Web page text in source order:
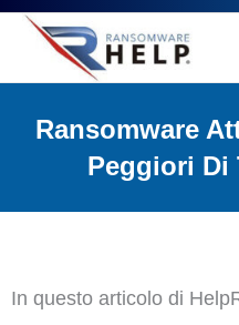
Ransomware
Peggiori Di
In questo articolo di